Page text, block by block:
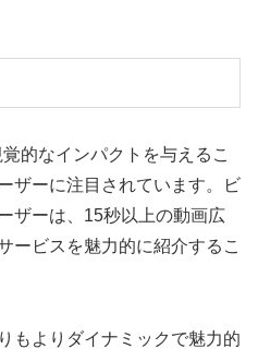
的なインパクトを与えるこ
ザーに注目されています。ビ
ザーは、15秒以上の動画広
ービスを魅力的に紹介するこ
もよりダイナミックで魅力的